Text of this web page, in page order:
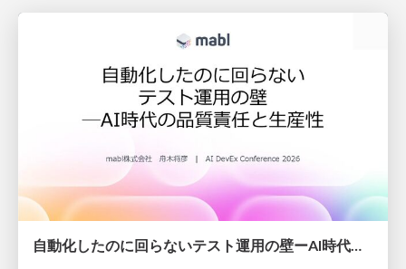
自動化したのに回らないテスト運用の壁ーAI時代の品質責任と生産性